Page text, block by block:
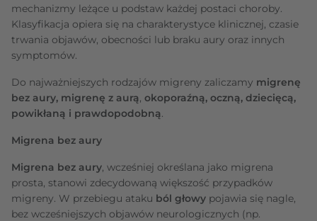
mechanizmy leżące u podstaw każdej postaci choroby.
Klasyfikacja opiera się na charakterystyce klinicznej, czasie
trwania objawów, obecności lub braku aury oraz innych
symptomów.
Do najważniejszych rodzajów migreny zaliczamy migrenę
bez aury, migrenę z aurą, okoporaźną, oczną, dziecięcą,
powikłaną i prawdopodobną.
Migrena bez aury
Migrena bez aury, wcześniej określana jako migrena
prosta, stanowi zdecydowaną większość przypadków
migreny. W przebiegu ataku ból głowy pojawia się nagle,
bez wcześniejszych objawów neurologicznych (np.